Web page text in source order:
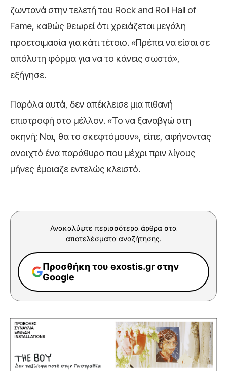
ζωντανά στην τελετή του Rock and Roll Hall of
Fame, καθώς θεωρεί ότι χρειάζεται μεγάλη
προετοιμασία για κάτι τέτοιο. «Πρέπει να είσαι σε
απόλυτη φόρμα για να το κάνεις σωστά»,
εξήγησε.
Παρόλα αυτά, δεν απέκλεισε μια πιθανή
επιστροφή στο μέλλον. «Το να ξαναβγώ στη
σκηνή; Ναι, θα το σκεφτόμουν», είπε, αφήνοντας
ανοιχτό ένα παράθυρο που μέχρι πριν λίγους
μήνες έμοιαζε εντελώς κλειστό.
Ανακαλύψτε περισσότερα άρθρα στα
αποτελέσματα αναζήτησης.
Προσθήκη του exostis.gr στην
Google